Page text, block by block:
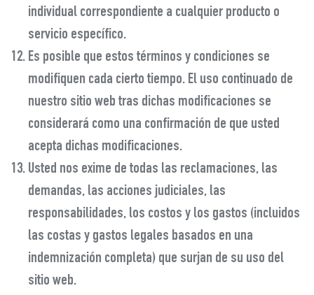
individual correspondiente a cualquier producto o
servicio específico.
Es posible que estos términos y condiciones se
modifiquen cada cierto tiempo. El uso continuado de
nuestro sitio web tras dichas modificaciones se
considerará como una confirmación de que usted
acepta dichas modificaciones.
Usted nos exime de todas las reclamaciones, las
demandas, las acciones judiciales, las
responsabilidades, los costos y los gastos (incluidos
las costas y gastos legales basados en una
indemnización completa) que surjan de su uso del
sitio web.